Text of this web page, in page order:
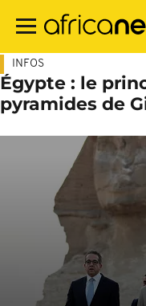
contenu
INFOS
Égypte : le
pyramides de